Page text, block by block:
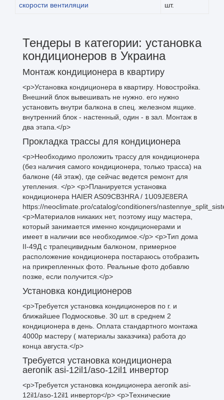
скорости вентиляции
шт.
Тендеры в категории: установка
кондиционеров в Украина
Монтаж кондиционера в квартиру
<p>Установка кондиционера в квартиру. Новостройка.
Внешний блок вывешивать не нужно. его нужно
установить внутри балкона в спец. железном ящике.
внутренний блок - настенный, один - в зал. Монтаж в
два этапа.</p>
Прокладка трассы для кондиционера
<p>Необходимо проложить трассу для кондиционера
(без наличия самого кондиционера, только трасса) на
балконе (4й этаж), где сейчас ведется ремонт для
утепления. </p> <p>Планируется установка
кондиционера HAIER AS09CB3HRA / 1U09JE8ERA
https://neoclimate.pro/catalog/conditioners/
<p>Материалов никаких нет, поэтому ищу мастера,
который занимается именно кондиционерами и
имеет в наличии все необходимое.</p> <p>Тип дома
II-49Д с трапецивидным балконом, примерное
расположение кондиционера постараюсь отобразить
на прикрепленных фото. Реальные фото добавлю
позже, если получится.</p>
Установка кондиционеров
<p>Требуется установка кондиционеров по г. и
ближайшее Подмосковье. 30 шт. в среднем 2
кондиционера в день. Оплата стандартного монтажа
4000р мастеру ( материалы заказчика) работа до
конца августа.</p>
Требуется установка кондиционера
aeronik asi-12il1/aso-12il1 инвертoр
<p>Требуется установка кондиционера aeronik asi-
12il1/aso-12il1 инвертoр</p> <p>Технические